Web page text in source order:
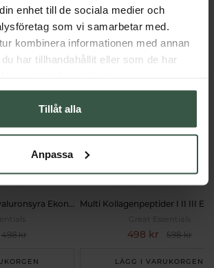
enhet till de sociala medier och
som vi samarbetar med.
kombinera informationen med annan
har tillhandahållit eller som de har
Tillåt alla
Anpassa
Får vi föreslå
köpte också
Marint Kollagen + Hyaluronsyra Ekonomipack 2x120k
498 kr 498 kr 598 kr
LÄGG I VARUKORGEN